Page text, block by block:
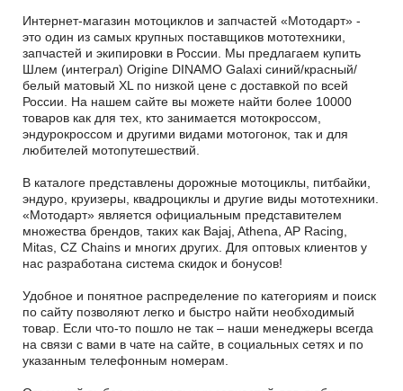
Интернет-магазин мотоциклов и запчастей «Мотодарт» -
это один из самых крупных поставщиков мототехники,
запчастей и экипировки в России. Мы предлагаем купить
Шлем (интеграл) Origine DINAMO Galaxi синий/красный/
белый матовый XL по низкой цене с доставкой по всей
России. На нашем сайте вы можете найти более 10000
товаров как для тех, кто занимается мотокроссом,
эндурокроссом и другими видами мотогонок, так и для
любителей мотопутешествий.
В каталоге представлены дорожные мотоциклы, питбайки,
эндуро, круизеры, квадроциклы и другие виды мототехники.
«Мотодарт» является официальным представителем
множества брендов, таких как Bajaj, Athena, AP Racing,
Mitas, CZ Chains и многих других. Для оптовых клиентов у
нас разработана система скидок и бонусов!
Удобное и понятное распределение по категориям и поиск
по сайту позволяют легко и быстро найти необходимый
товар. Если что-то пошло не так – наши менеджеры всегда
на связи с вами в чате на сайте, в социальных сетях и по
указанным телефонным номерам.